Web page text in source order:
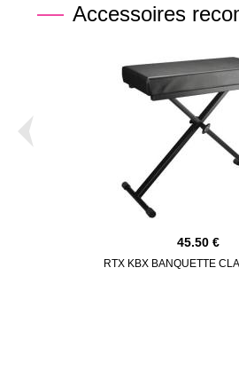
Accessoires
45.50
RTX KBX BANQUETTE